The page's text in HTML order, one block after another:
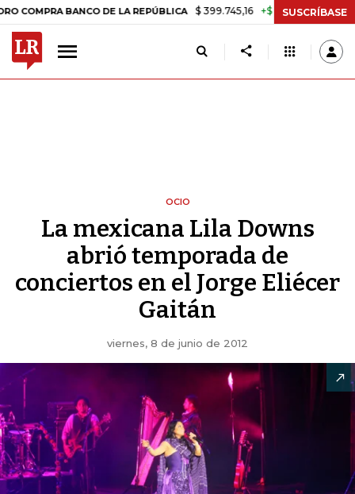
BANCO DE LA REPÚBLICA $ 399.745,16 +$ 2.295,71 +0,58%
SUSCRÍBASE
OCIO
La mexicana Lila Downs
abrió temporada de
conciertos en el Jorge Eliécer
Gaitán
viernes, 8 de junio de 2012